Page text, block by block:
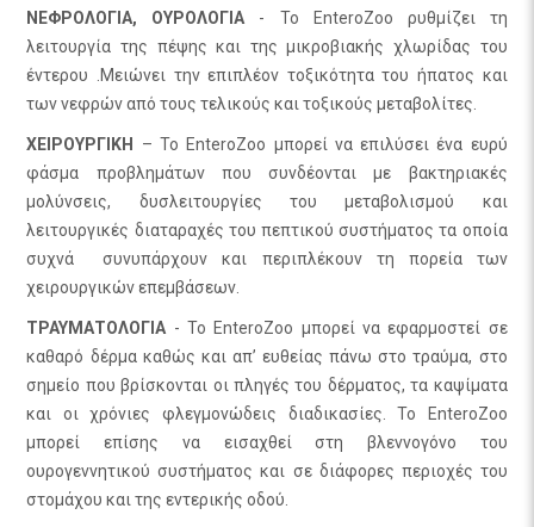
ΝΕΦΡΟΛΟΓΙΑ, ΟΥΡΟΛΟΓΙΑ - Το EnteroZoo ρυθμίζει τη
λειτουργία της πέψης και της μικροβιακής χλωρίδας του
έντερου .Μειώνει την επιπλέον τοξικότητα του ήπατος και
των νεφρών από τους τελικούς και τοξικούς μεταβολίτες.
ΧΕΙΡΟΥΡΓΙΚΗ – Το EnteroZoo μπορεί να επιλύσει ένα ευρύ
φάσμα προβλημάτων που συνδέονται με βακτηριακές
μολύνσεις, δυσλειτουργίες του μεταβολισμού και
λειτουργικές διαταραχές του πεπτικού συστήματος τα οποία
συχνά συνυπάρχουν και περιπλέκουν τη πορεία των
χειρουργικών επεμβάσεων.
ΤΡΑΥΜΑΤΟΛΟΓΙΑ - Το EnteroZoo μπορεί να εφαρμοστεί σε
καθαρό δέρμα καθώς και απ’ ευθείας πάνω στο τραύμα, στο
σημείο που βρίσκονται οι πληγές του δέρματος, τα καψίματα
και οι χρόνιες φλεγμονώδεις διαδικασίες. Το EnteroZoo
μπορεί επίσης να εισαχθεί στη βλεννογόνο του
ουρογεννητικού συστήματος και σε διάφορες περιοχές του
στομάχου και της εντερικής οδού.